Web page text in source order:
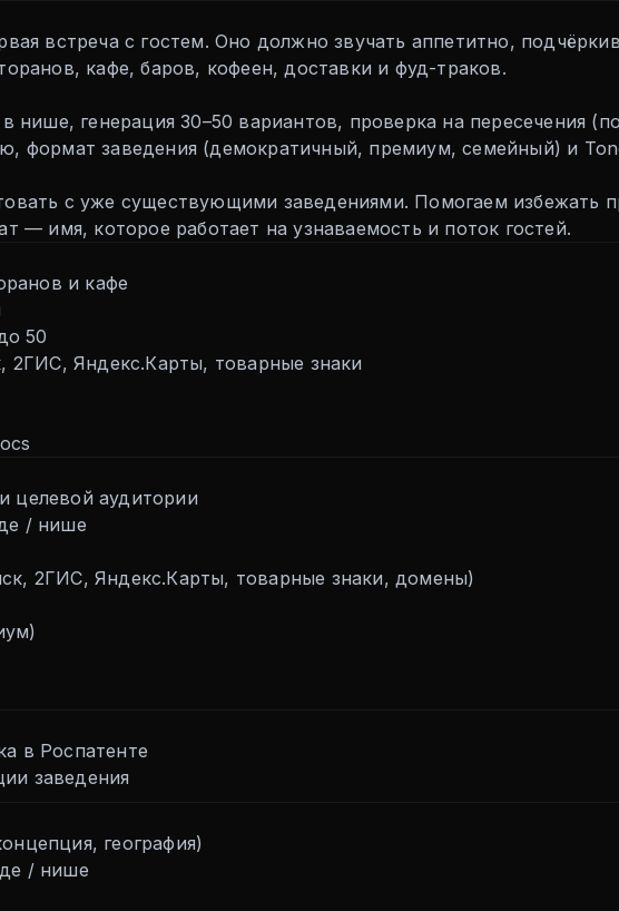
встреча с гостем. Оно должно звучать аппетитно,
кафе, баров, кофеен, доставки и фуд-траков.
нише, генерация 30–50 вариантов, проверка на пересечения
формат заведения (демократичный, премиум, семейный) и
с уже существующими заведениями. Помогаем избежать
— имя, которое работает на узнаваемость и поток гостей.
и кафе
50
2ГИС, Яндекс.Карты, товарные знаки
целевой аудитории
/ нише
2ГИС, Яндекс.Карты, товарные знаки, домены)
в Роспатенте
заведения
география)
/ нише